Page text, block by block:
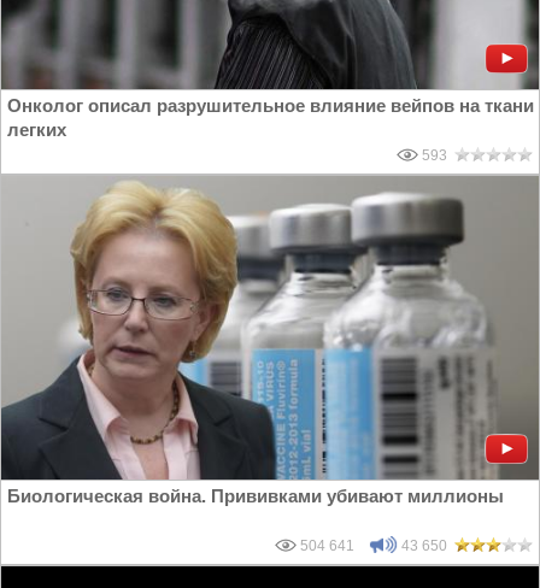
Онколог описал разрушительное влияние вейпов на ткани
легких
593
Биологическая война. Прививками убивают миллионы
504 641 43 650